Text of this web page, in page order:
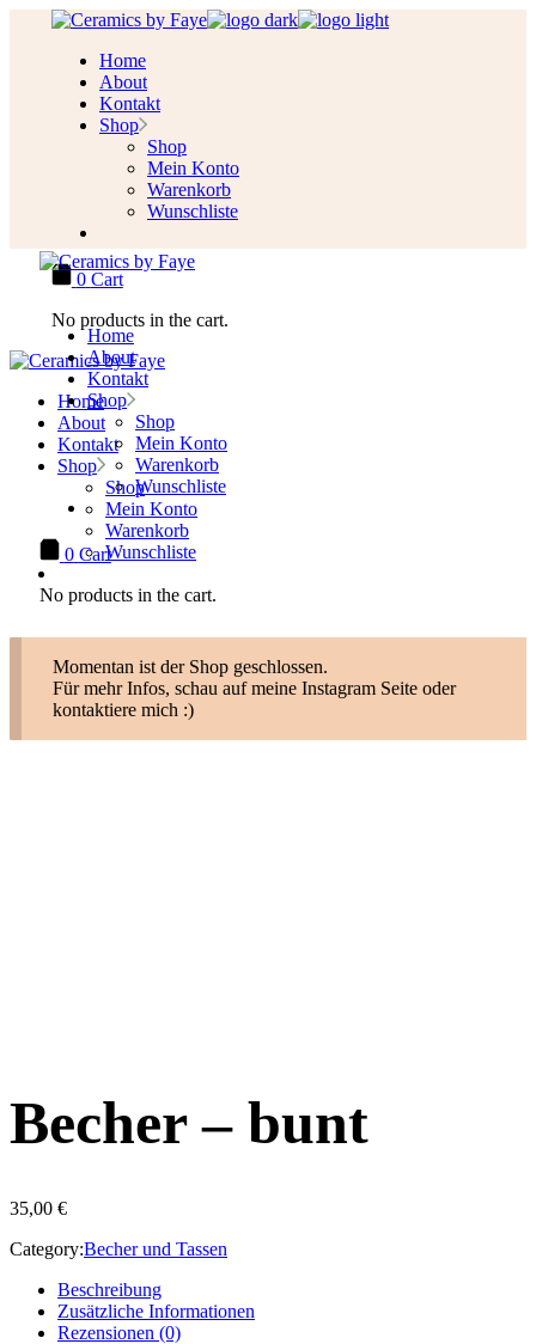
Home
About
Kontakt
Shop
Shop
Mein Konto
Warenkorb
Wunschliste
0 Cart
No products in the cart.
Home
About
Kontakt
Shop
Shop
Mein Konto
Warenkorb
Wunschliste
Home
About
Kontakt
Shop
Shop
Mein Konto
Warenkorb
Wunschliste
0 Cart
No products in the cart.
Momentan ist der Shop geschlossen.
Für mehr Infos, schau auf meine Instagram Seite oder
kontaktiere mich :)
Becher – bunt
35,00 €
Category:Becher und Tassen
Beschreibung
Zusätzliche Informationen
Rezensionen (0)